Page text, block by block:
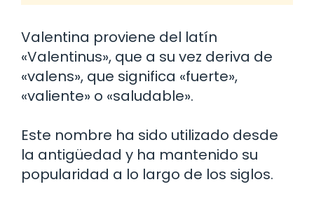
Valentina proviene del latín
«Valentinus», que a su vez deriva de
«valens», que significa «fuerte»,
«valiente» o «saludable».
Este nombre ha sido utilizado desde
la antigüedad y ha mantenido su
popularidad a lo largo de los siglos.